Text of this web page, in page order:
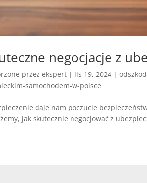
negocjacje z
przezekspert | lis 19, 2024 |
samochodem-w-polsce
daje nam poczucie
jak skutecznie negocjować z